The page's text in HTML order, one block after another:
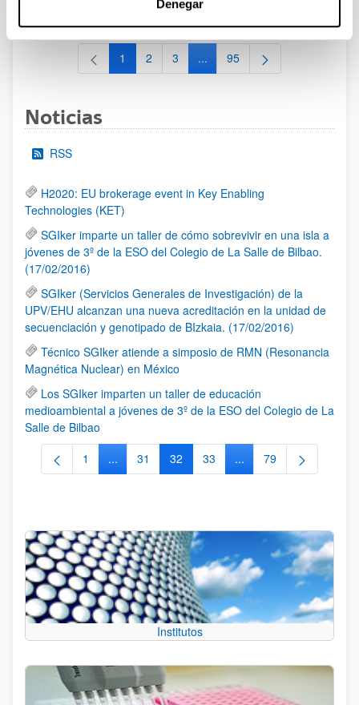
Denegar
al 30/07/2026 (ambos incluídos)
Página
1 Página
2 Página
3 ...Páginas intermedias Use TAB
Página
95
Noticias
RSS
H2020: EU brokerage event in Key Enabling
Technologies (KET)
SGIker imparte un taller de cómo sobrevivir en una isla a
jóvenes de 3º de la ESO del Colegio de La Salle de Bilbao.
(17/02/2016)
SGIker (Servicios Generales de Investigación) de la
UPV/EHU alcanzan una nueva acreditación en la unidad de
secuenciación y genotipado de BIzkaia. (17/02/2016)
Técnico SGIker atiende a simposio de RMN (Resonancia
Magnética Nuclear) en México
Los SGIker imparten un taller de educación
medioambiental a jóvenes de 3º de la ESO del Colegio de La
Salle de Bilbao
Página
1 ...Páginas intermedias Use TAB para desplazarse.
Página
31 Página
32 Página
33 ...Páginas intermedias
Página
79
Institutos